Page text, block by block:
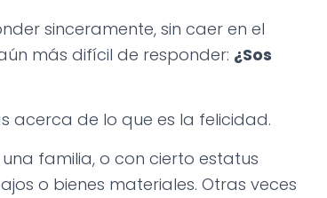
sinceramente, sin caer en el
más difícil de responder: ¿Sos
acerca de lo que es la felicidad.
familia, o con cierto estatus
o bienes materiales. Otras veces